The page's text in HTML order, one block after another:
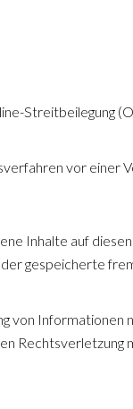
Streitbeilegung
vor einer
Inhalte auf
gespeicherte
von